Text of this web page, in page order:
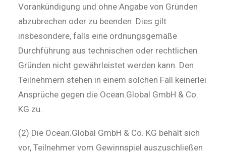
Vorankündigung und ohne Angabe von Gründen
abzubrechen oder zu beenden. Dies gilt
insbesondere, falls eine ordnungsgemäße
Durchführung aus technischen oder rechtlichen
Gründen nicht gewährleistet werden kann. Den
Teilnehmern stehen in einem solchen Fall keinerlei
Ansprüche gegen die Ocean.Global GmbH & Co.
KG zu.
(2) Die Ocean.Global GmbH & Co. KG behält sich
vor, Teilnehmer vom Gewinnspiel auszuschließen